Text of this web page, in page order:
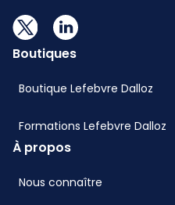
Boutiques
Boutique Lefebvre Dalloz
Formations Lefebvre Dalloz
À propos
Nous connaître